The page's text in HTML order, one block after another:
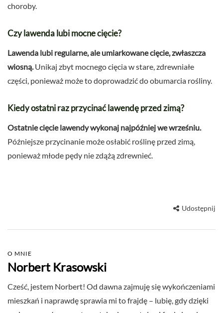
choroby.
Czy lawenda lubi mocne cięcie?
Lawenda lubi regularne, ale umiarkowane cięcie, zwłaszcza
wiosną.Unikaj zbyt mocnego cięcia w stare, zdrewniałe
części, ponieważ może to doprowadzić do obumarcia rośliny.
Kiedy ostatni raz przycinać lawendę przed zimą?
Ostatnie cięcie lawendy wykonaj najpóźniej we wrześniu.
Późniejsze przycinanie może osłabić roślinę przed zimą,
ponieważ młode pędy nie zdążą zdrewnieć.
Udostępnij
O MNIE
Norbert Krasowski
Cześć, jestem Norbert! Od dawna zajmuję się wykończeniami
mieszkań i naprawdę sprawia mi to frajdę – lubię, gdy dzięki